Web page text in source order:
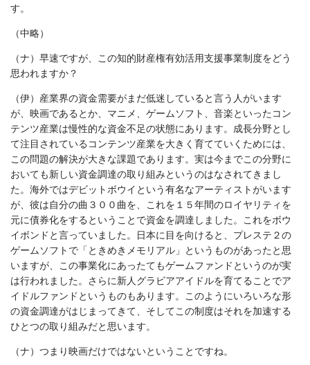
す。
（中略）
（ナ）早速ですが、この知的財産権有効活用支援事業制度をどう
思われますか？
（伊）産業界の資金需要がまだ低迷していると言う人がいます
が、映画であるとか、マニメ、ゲームソフト、音楽といったコン
テンツ産業は慢性的な資金不足の状態にあります。成長分野とし
て注目されているコンテンツ産業を大きく育てていくためには、
この問題の解決が大きな課題であります。実は今までこの分野に
おいても新しい資金調達の取り組みというのはなされてきまし
た。海外ではデビットボウイという有名なアーティストがいます
が、彼は自分の曲３００曲を、これを１５年間のロイヤリティを
元に債券化をするということで資金を調達しました。これをボウ
イボンドと言っていました。日本に目を向けると、プレステ２の
ゲームソフトで「ときめきメモリアル」というものがあったと思
いますが、この事業化にあったてもゲームファンドというのが実
は行われました。さらに新人グラビアアイドルを育てることでア
イドルファンドというものもあります。このようにいろいろな形
の資金調達がはじまってきて、そしてこの制度はそれを加速する
ひとつの取り組みだと思います。
（ナ）つまり映画だけではないということですね。